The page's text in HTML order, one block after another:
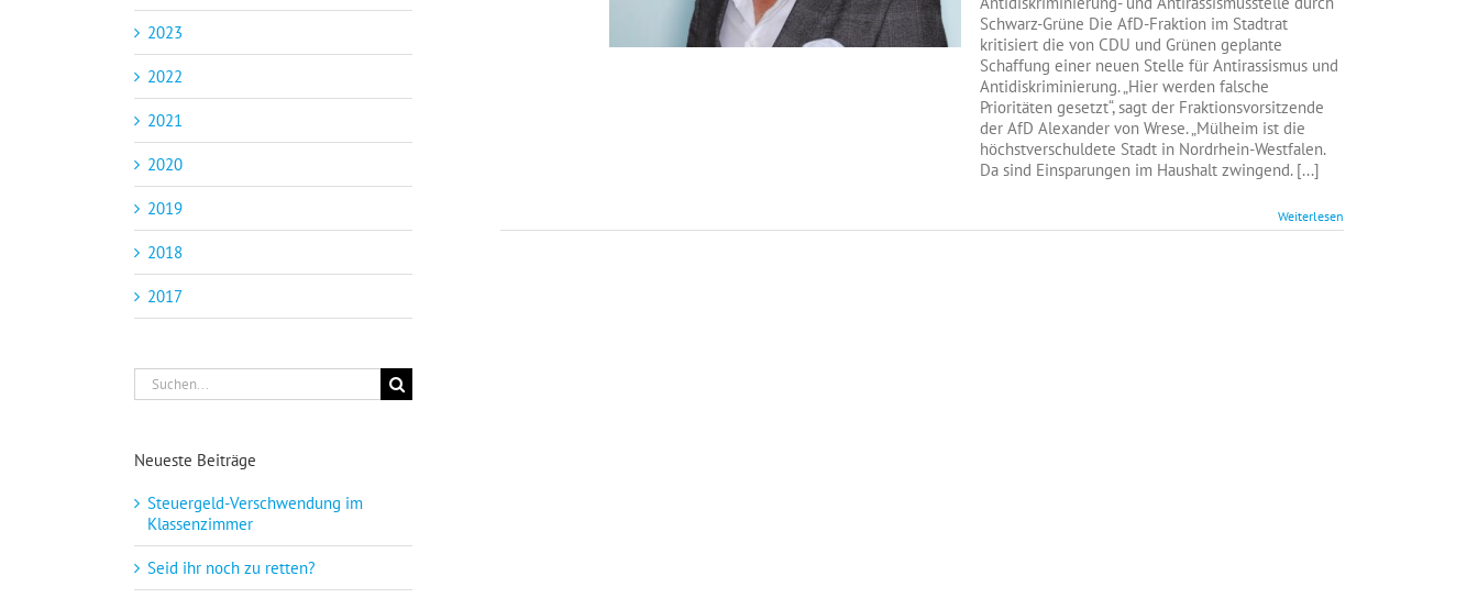
anstatt
für
grünes
Lieblingsprojekt
Schwarz-Grüne Die AfD-Fraktion im Stadtrat
kritisiert die von CDU und Grünen geplante
Schaffung einer neuen Stelle für Antirassismus und
Antidiskriminierung. „Hier werden falsche
Prioritäten gesetzt“, sagt der Fraktionsvorsitzende
der AfD Alexander von Wrese. „Mülheim ist die
höchstverschuldete Stadt in Nordrhein-Westfalen.
Da sind Einsparungen im Haushalt zwingend. [...]
Weiterlesen
2023
2022
2021
2020
2019
2018
2017
Suche
nach:
Neueste Beiträge
Steuergeld-Verschwendung im
Klassenzimmer
Seid ihr noch zu retten?